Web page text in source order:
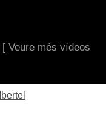
[ Veure més vídeos